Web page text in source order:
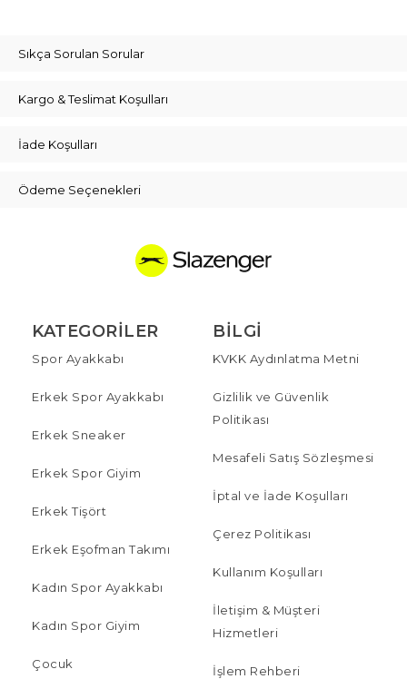
Sıkça Sorulan Sorular
Kargo & Teslimat Koşulları
İade Koşulları
Ödeme Seçenekleri
KATEGORILER
Spor Ayakkabı
Erkek Spor Ayakkabı
Erkek Sneaker
Erkek Spor Giyim
Erkek Tişört
Erkek Eşofman Takımı
Kadın Spor Ayakkabı
Kadın Spor Giyim
Çocuk
BILGI
KVKK Aydınlatma Metni
Gizlilik ve Güvenlik
Politikası
Mesafeli Satış Sözleşmesi
İptal ve İade Koşulları
Çerez Politikası
Kullanım Koşulları
İletişim & Müşteri
Hizmetleri
İşlem Rehberi